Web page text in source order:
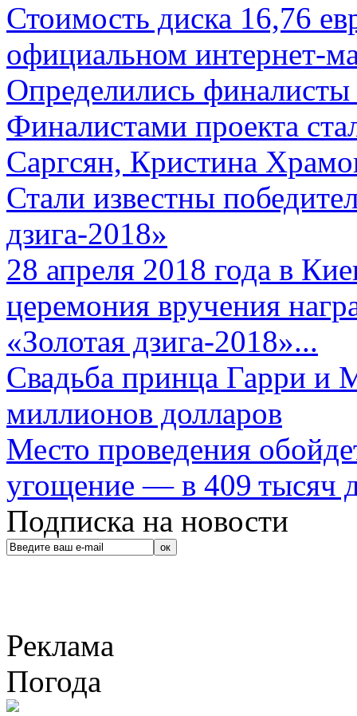
Стоимость диска 16,76
официальном интернет-
Определились
Финалистами проекта
Саргсян, Кристина
Стали известны
дзига-2018»
28 апреля 2018 года в
церемония вручения
«Золотая дзига-2018»...
Свадьба принца Гарри и
миллионов долларов
Место проведения
угощение — в 409 тысяч
Подписка на новости
Реклама
Погода